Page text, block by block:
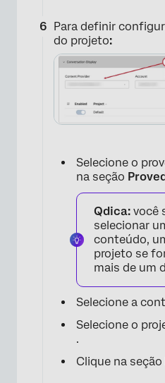
Para definir
do projeto:
Selecione o
na seção
Qdica: você
selecionar
conteúdo,
projeto se
mais de um
Selecione a
Selecione o
.
Clique na seção